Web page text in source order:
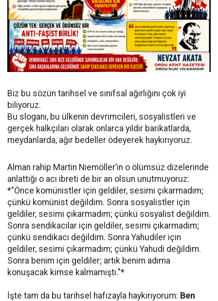
Biz bu sözün tarihsel ve sınıfsal ağırlığını çok iyi
biliyoruz.
Bu sloganı, bu ülkenin devrimcileri, sosyalistleri ve
gerçek halkçıları olarak onlarca yıldır barikatlarda,
meydanlarda, ağır bedeller ödeyerek haykırıyoruz.
Alman rahip Martin Niemöller’in o ölümsüz dizelerinde
anlattığı o acı ibreti de bir an olsun unutmuyoruz:
*"Önce komünistler için geldiler, sesimi çıkarmadım;
çünkü komünist değildim. Sonra sosyalistler için
geldiler, sesimi çıkarmadım; çünkü sosyalist değildim.
Sonra sendikacılar için geldiler, sesimi çıkarmadım;
çünkü sendikacı değildim. Sonra Yahudiler için
geldiler, sesimi çıkarmadım; çünkü Yahudi değildim.
Sonra benim için geldiler; artık benim adıma
konuşacak kimse kalmamıştı."*
İşte tam da bu tarihsel hafızayla haykırıyorum: Ben